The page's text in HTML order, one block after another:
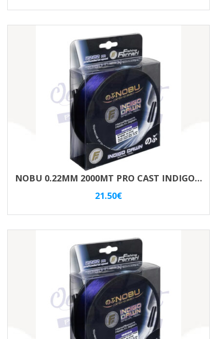
NOBU 0.22MM 2000MT PRO CAST INDIGO VIOLET
21.50€